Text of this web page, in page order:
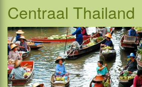
Centraal Thailand